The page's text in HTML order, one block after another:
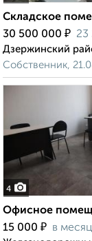
Складское
30 500 000 ₽ 23
Дзержинский
Собственник,
4
Офисное
15 000 ₽ в месяц